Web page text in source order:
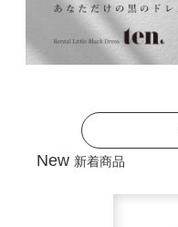
New 新着商品